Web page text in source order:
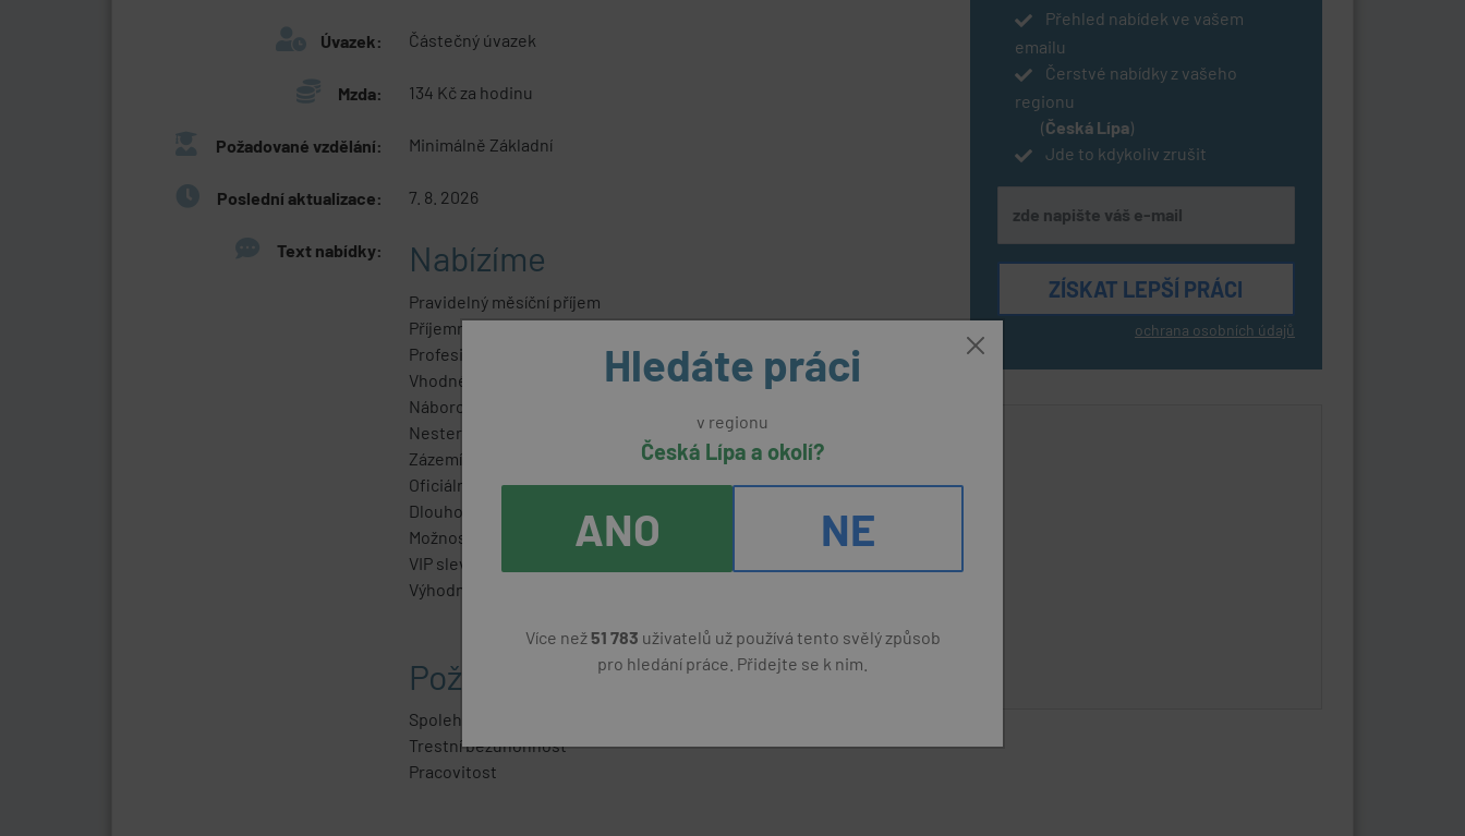
Úvazek: Částečný úvazek
Mzda: 134 Kč za hodinu
Požadované vzdělání: Minimálně Základní
Poslední aktualizace: 7. 8. 2026
Text nabídky: Nabízíme
Pravidelný měsíční příjem
Příjemné pracovní prostředí
Profesionální vybavení a kvalitní pracovní ustrojení
Vhodné pro ČID, PID, ZPS
Náborový příspěvek pro OZP 9.000 Kč
Nestereotypní a zajímavá práce
Zázemí stabilní společnosti s dlouholetou tradicí
Oficiální pracovně právní vztah na hlavní pracovní poměr
Dlouhodobou spolupráci
Možnost zkráceného úvazku
VIP sleva na produkty Datart
Výhodný tarif O2 Family i pro členy Vaší rodiny
Požadujeme
Spolehlivost
Trestní bezúhonnost
Pracovitost
Přehled nabídek ve vašem
emailu
Čerstvé nabídky z vašeho
regionu
(Česká Lípa)
Jde to kdykoliv zrušit
ochrana osobních údajů
Hledáte práci
v regionu
Česká Lípa a okolí?
ANO NE
Více než 51 783 uživatelů už používá tento svělý způsob
pro hledání práce. Přidejte se k nim.